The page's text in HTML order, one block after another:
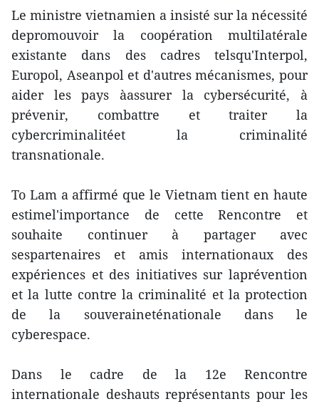
Le ministre vietnamien a insisté sur la nécessité
depromouvoir la coopération multilatérale
existante dans des cadres telsqu'Interpol,
Europol, Aseanpol et d'autres mécanismes, pour
aider les pays àassurer la cybersécurité, à
prévenir, combattre et traiter la
cybercriminalitéet la criminalité
transnationale.
To Lam a affirmé que le Vietnam tient en haute
estimel'importance de cette Rencontre et
souhaite continuer à partager avec
sespartenaires et amis internationaux des
expériences et des initiatives sur laprévention
et la lutte contre la criminalité et la protection
de la souveraineténationale dans le
cyberespace.
Dans le cadre de la 12e Rencontre
internationale deshauts représentants pour les